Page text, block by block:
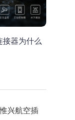
接器为什么
兴航空插